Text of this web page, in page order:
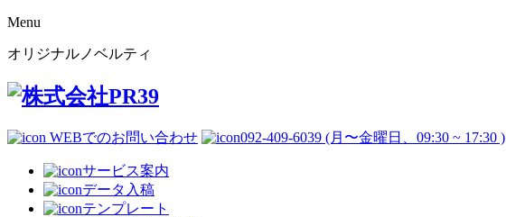
Menu
オリジナルノベルティ
WEBでのお問い合わせ 092-409-6039 (月〜金曜日、09:30 ~ 17:30 )
サービス案内
データ入稿
テンプレート